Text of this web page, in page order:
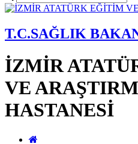
T.C.SAĞLIK
İZMİR
VE
HASTANESİ